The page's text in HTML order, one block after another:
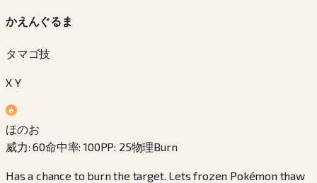
かえんぐるま
タマゴ技
X Y
ほのお
威力:60命中率:100PP: 25物理Burn
Has a chance to burn the target. Lets frozen Pokémon thaw